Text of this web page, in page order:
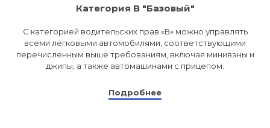
Категория B "Базовый"
С категорией водительских прав «В» можно управлять
всеми легковыми автомобилями, соответствующими
перечисленным выше требованиям, включая минивэны и
джипы, а также автомашинами с прицепом.
Подробнее